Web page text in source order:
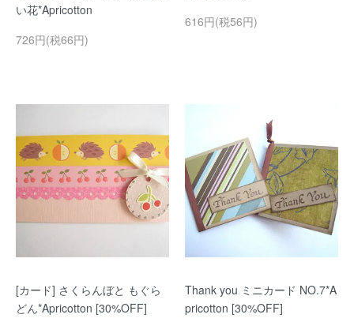
い花*Apricotton
726円(税66円)
616円(税56円)
[カード] さくらんぼと もぐら
どん*Apricotton [30%OFF]
Thank you ミニカード NO.7*A
pricotton [30%OFF]